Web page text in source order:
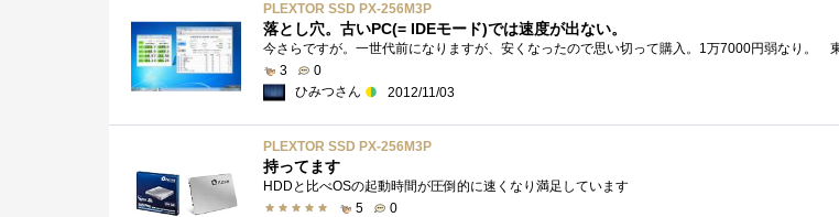
PLEXTOR SSD PX-256M3P
落とし穴。古いPC(= IDEモード)では速度が出ない。
3
0
ひみつさん
2012/11/03
PLEXTOR SSD PX-256M3P
持ってます
HDDと比べOSの起動時間が圧倒的に速くなり満足しています
5
0